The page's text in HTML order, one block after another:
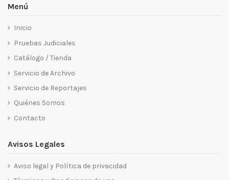
Menú
Inicio
Pruebas Judiciales
Catálogo / Tienda
Servicio de Archivo
Servicio de Reportajes
Quiénes Somos
Contacto
Avisos Legales
Aviso legal y Política de privacidad